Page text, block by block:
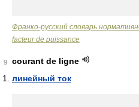
Франко-русский словарь
facteur de puissance
9
courant de ligne
линейный ток